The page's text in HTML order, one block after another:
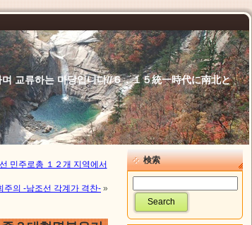
교류하는 마당입니다//６．１５統一時代に南北と
민주로총 １２개 지역에서
주의 -남조선 각계가 격찬- »
検索